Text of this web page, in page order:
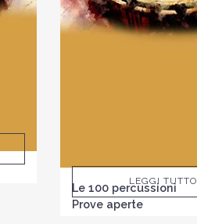
Le 100 percussioni
Prove aperte
LEGGI TUTTO